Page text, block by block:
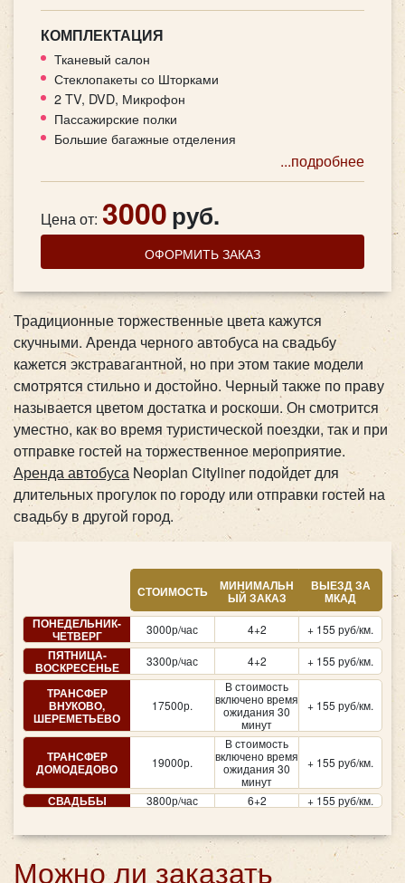
КОМПЛЕКТАЦИЯ
Тканевый салон
Стеклопакеты со Шторками
2 TV, DVD, Микрофон
Пассажирские полки
Большие багажные отделения
...подробнее
Цена от: 3000руб.
ОФОРМИТЬ ЗАКАЗ
Традиционные торжественные цвета кажутся
скучными. Аренда черного автобуса на свадьбу
кажется экстравагантной, но при этом такие модели
смотрятся стильно и достойно. Черный также по праву
называется цветом достатка и роскоши. Он смотрится
уместно, как во время туристической поездки, так и при
отправке гостей на торжественное мероприятие.
Аренда автобуса Neoplan Cityliner подойдет для
длительных прогулок по городу или отправки гостей на
свадьбу в другой город.
СТОИМОСТЬ МИНИМАЛЬН
ЫЙ ЗАКАЗ
ВЫЕЗД ЗА
МКАД
ПОНЕДЕЛЬНИК-
ЧЕТВЕРГ 3000р/час 4+2 + 155 руб/км.
ПЯТНИЦА-
ВОСКРЕСЕНЬЕ 3300р/час 4+2 + 155 руб/км.
ТРАНСФЕР
ВНУКОВО,
ШЕРЕМЕТЬЕВО
17500р.
В стоимость
включено время
ожидания 30
минут
+ 155 руб/км.
ТРАНСФЕР
ДОМОДЕДОВО 19000р.
В стоимость
включено время
ожидания 30
минут
+ 155 руб/км.
СВАДЬБЫ 3800р/час 6+2 + 155 руб/км.
Можно ли заказать